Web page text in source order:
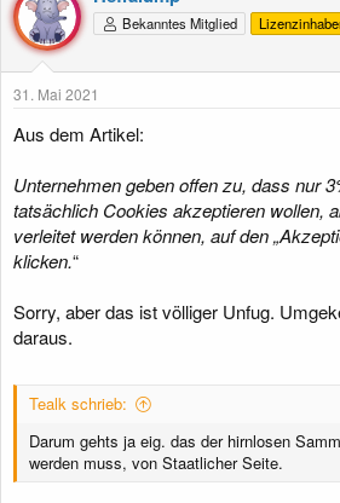
Bekanntes Mitglied
31. Mai 2021
Aus dem Artikel:
Unternehmen geben offen zu, dass nur
tatsächlich Cookies akzeptieren wollen,
verleitet werden können, auf den
klicken.“
Sorry, aber das ist völliger Unfug.
daraus.
Tealk schrieb:
Darum gehts ja eig. das der hirnlosen
werden muss, von Staatlicher Seite.